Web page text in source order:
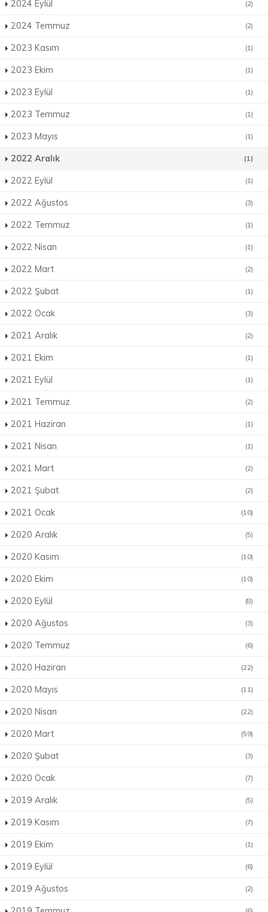
2024 Eylül (2)
2024 Temmuz (2)
2023 Kasım (1)
2023 Ekim (1)
2023 Eylül (1)
2023 Temmuz (1)
2023 Mayıs (1)
2022 Aralık (1)
2022 Eylül (1)
2022 Ağustos (3)
2022 Temmuz (1)
2022 Nisan (1)
2022 Mart (2)
2022 Şubat (1)
2022 Ocak (3)
2021 Aralık (2)
2021 Ekim (1)
2021 Eylül (1)
2021 Temmuz (2)
2021 Haziran (1)
2021 Nisan (1)
2021 Mart (2)
2021 Şubat (2)
2021 Ocak (10)
2020 Aralık (5)
2020 Kasım (10)
2020 Ekim (10)
2020 Eylül (8)
2020 Ağustos (3)
2020 Temmuz (6)
2020 Haziran (22)
2020 Mayıs (11)
2020 Nisan (22)
2020 Mart (59)
2020 Şubat (3)
2020 Ocak (7)
2019 Aralık (5)
2019 Kasım (7)
2019 Ekim (1)
2019 Eylül (6)
2019 Ağustos (2)